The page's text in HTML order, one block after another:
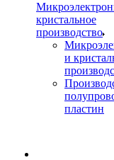
кристальное
производство
и
пластин